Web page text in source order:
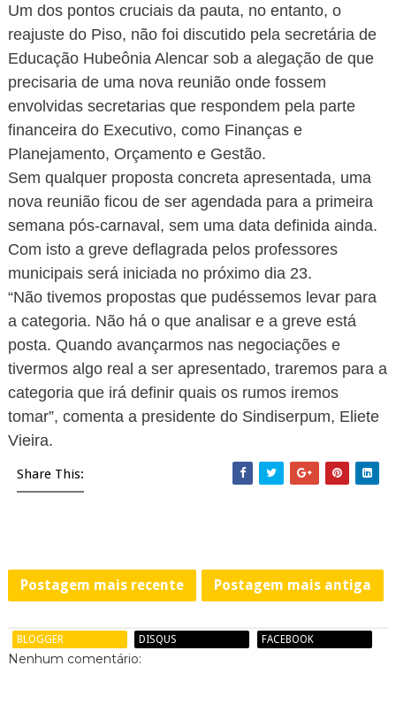
Um dos pontos cruciais da pauta, no entanto, o
reajuste do Piso, não foi discutido pela secretária de
Educação Hubeônia Alencar sob a alegação de que
precisaria de uma nova reunião onde fossem
envolvidas secretarias que respondem pela parte
financeira do Executivo, como Finanças e
Planejamento, Orçamento e Gestão.
Sem qualquer proposta concreta apresentada, uma
nova reunião ficou de ser agendada para a primeira
semana pós-carnaval, sem uma data definida ainda.
Com isto a greve deflagrada pelos professores
municipais será iniciada no próximo dia 23.
“Não tivemos propostas que pudéssemos levar para
a categoria. Não há o que analisar e a greve está
posta. Quando avançarmos nas negociações e
tivermos algo real a ser apresentado, traremos para a
categoria que irá definir quais os rumos iremos
tomar”, comenta a presidente do Sindiserpum, Eliete
Vieira.
Share This:
Postagem mais recente Postagem mais antiga
BLOGGER DISQUS FACEBOOK
Nenhum comentário: